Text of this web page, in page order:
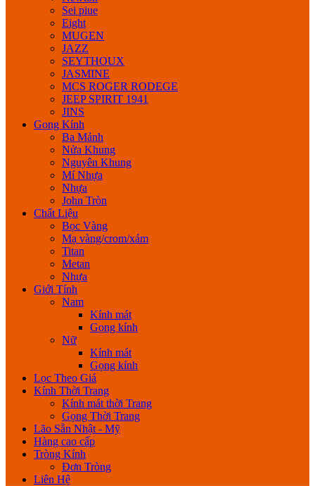
Sei piue
Eight
MUGEN
JAZZ
SEYTHOUX
JASMINE
MCS ROGER RODEGE
JEEP SPIRIT 1941
JINS
Gọng Kính
Ba Mảnh
Nửa Khung
Nguyên Khung
Mí Nhựa
Nhựa
John Tròn
Chất Liệu
Bọc Vàng
Mạ vàng/crom/xám
Titan
Metan
Nhựa
Giới Tính
Nam
Kính mát
Gọng kính
Nữ
Kính mát
Gọng kính
Lọc Theo Giá
Kính Thời Trang
Kính mát thời Trang
Gọng Thời Trang
Lão Sẵn Nhật - Mỹ
Hàng cao cấp
Tròng Kính
Đơn Tròng
Liên Hệ